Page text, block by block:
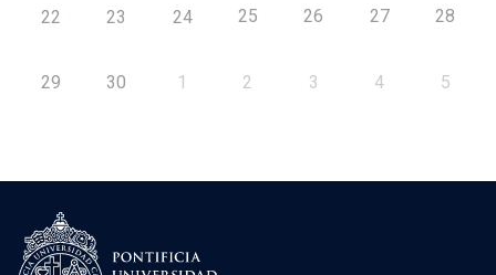
22 23 24 25 26 27 28
29 30 1 2 3 4 5